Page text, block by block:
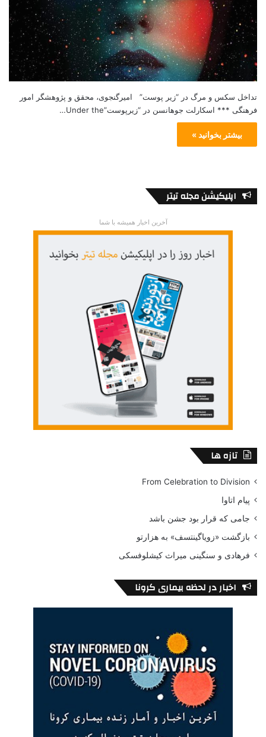
تداخل سکس و مرگ در “زیر پوست” امیرگنجوی، محقق و پژوهشگر امور
فرهنگی *** اسکارلت جوهانسن در “زیرپوست”Under the…
بیشتر بخوانید »
اپلیکیشن مجله تیتر
آخرین اخبار همیشه با شما
تازه ها
From Celebration to Division
پیام اتاوا
جامی که قرار بود جشن باشد
بازگشت «زویاگینتسف» به هزارتو
فرهادی و سنگینی میراث کیشلوفسکی
اخبار در لحظه بیماری کرونا